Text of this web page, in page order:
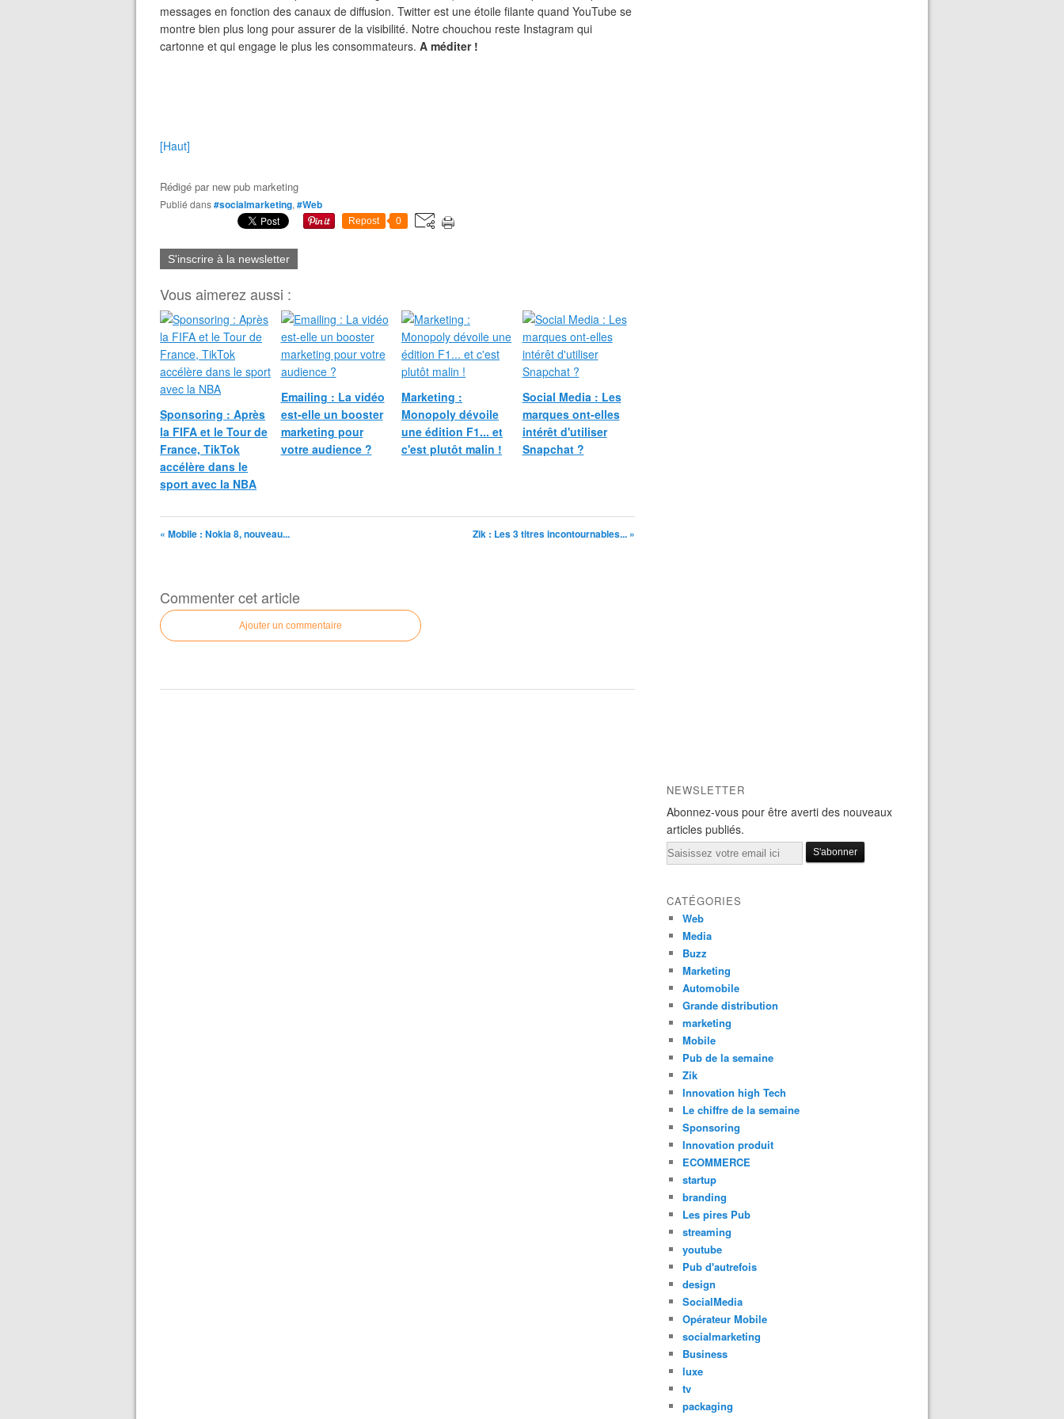
messages en fonction des canaux de diffusion. Twitter est une étoile filante quand YouTube se
montre bien plus long pour assurer de la visibilité. Notre chouchou reste Instagram qui
cartonne et qui engage le plus les consommateurs. A méditer !
[Haut]
Rédigé par new pub marketing
Publié dans#socialmarketing, #Web
Repost 0
S'inscrire à la newsletter
Vous aimerez aussi :
Sponsoring : Après
la FIFA et le Tour de
France, TikTok
accélère dans le
sport avec la NBA
Emailing : La vidéo
est-elle un booster
marketing pour
votre audience ?
Marketing :
Monopoly dévoile
une édition F1... et
c'est plutôt malin !
Social Media : Les
marques ont-elles
intérêt d'utiliser
Snapchat ?
« Mobile : Nokia 8, nouveau... Zik : Les 3 titres incontournables... »
Commenter cet article
Ajouter un commentaire
NEWSLETTER
Abonnez-vous pour être averti des nouveaux
articles publiés.
Email
CATÉGORIES
Web
Media
Buzz
Marketing
Automobile
Grande distribution
marketing
Mobile
Pub de la semaine
Zik
Innovation high Tech
Le chiffre de la semaine
Sponsoring
Innovation produit
ECOMMERCE
startup
branding
Les pires Pub
streaming
youtube
Pub d'autrefois
design
SocialMedia
Opérateur Mobile
socialmarketing
Business
luxe
tv
packaging